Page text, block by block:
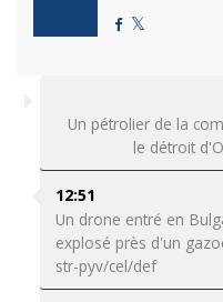
Un pétrolier de la
le détroit
12:51
Un drone entré en
explosé près d'un
str-pyv/cel/def